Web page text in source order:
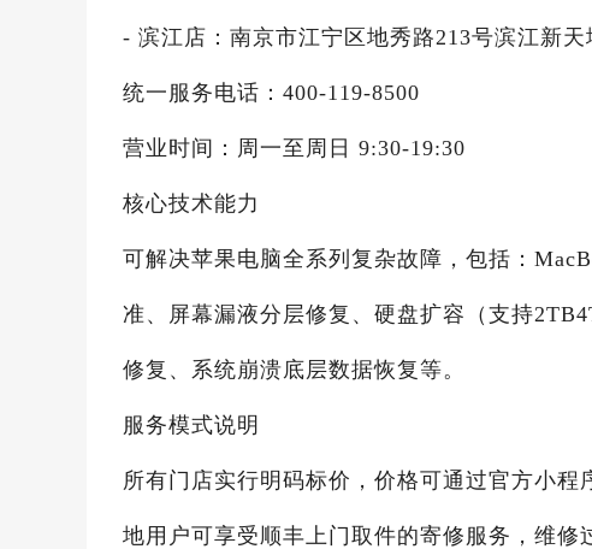
- 滨江店：南京市江宁区地秀路213号滨江新天
统一服务电话：400-119-8500
营业时间：周一至周日 9:30-19:30
核心技术能力
可解决苹果电脑全系列复杂故障，包括：
准、屏幕漏液分层修复、硬盘扩容（支持
修复、系统崩溃底层数据恢复等。
服务模式说明
所有门店实行明码标价，价格可通过官方小
地用户可享受顺丰上门取件的寄修服务，维